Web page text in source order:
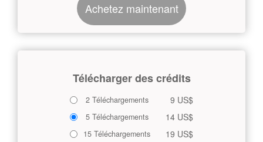
Achetez maintenant
Télécharger des crédits
2 Téléchargements 9 US$
5 Téléchargements 14 US$
15 Téléchargements 19 US$